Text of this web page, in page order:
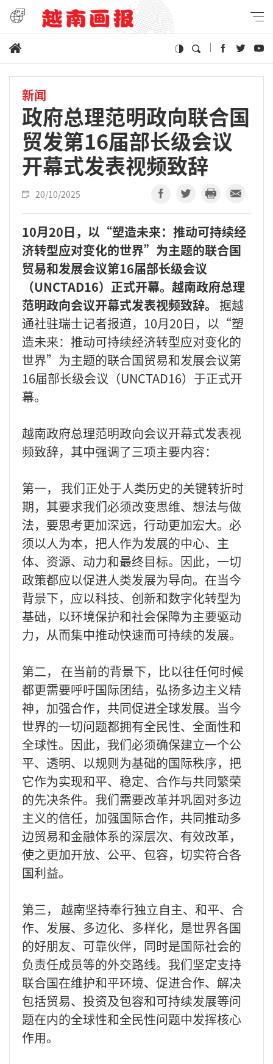
新闻
政府总理范明政向联合国
贸发第16届部长级会议
开幕式发表视频致辞
20/10/2025
10月20日，以“塑造未来：推动可持续经
济转型应对变化的世界”为主题的联合国
贸易和发展会议第16届部长级会议
（UNCTAD16）正式开幕。越南政府总理
范明政向会议开幕式发表视频致辞。 据越
通社驻瑞士记者报道，10月20日，以“塑
造未来：推动可持续经济转型应对变化的
世界”为主题的联合国贸易和发展会议第
16届部长级会议（UNCTAD16）于正式开
幕。
越南政府总理范明政向会议开幕式发表视
频致辞，其中强调了三项主要内容：
第一， 我们正处于人类历史的关键转折时
期，其要求我们必须改变思维、想法与做
法，要思考更加深远，行动更加宏大。必
须以人为本，把人作为发展的中心、主
体、资源、动力和最终目标。因此，一切
政策都应以促进人类发展为导向。在当今
背景下，应以科技、创新和数字化转型为
基础，以环境保护和社会保障为主要驱动
力，从而集中推动快速而可持续的发展。
第二， 在当前的背景下，比以往任何时候
都更需要呼吁国际团结，弘扬多边主义精
神，加强合作，共同促进全球发展。当今
世界的一切问题都拥有全民性、全面性和
全球性。因此，我们必须确保建立一个公
平、透明、以规则为基础的国际秩序，把
它作为实现和平、稳定、合作与共同繁荣
的先决条件。我们需要改革并巩固对多边
主义的信任，加强国际合作，共同推动多
边贸易和金融体系的深层次、有效改革，
使之更加开放、公平、包容，切实符合各
国利益。
第三， 越南坚持奉行独立自主、和平、合
作、发展、多边化、多样化，是世界各国
的好朋友、可靠伙伴，同时是国际社会的
负责任成员等的外交路线。我们坚定支持
联合国在维护和平环境、促进合作、解决
包括贸易、投资及包容和可持续发展等问
题在内的全球性和全民性问题中发挥核心
作用。